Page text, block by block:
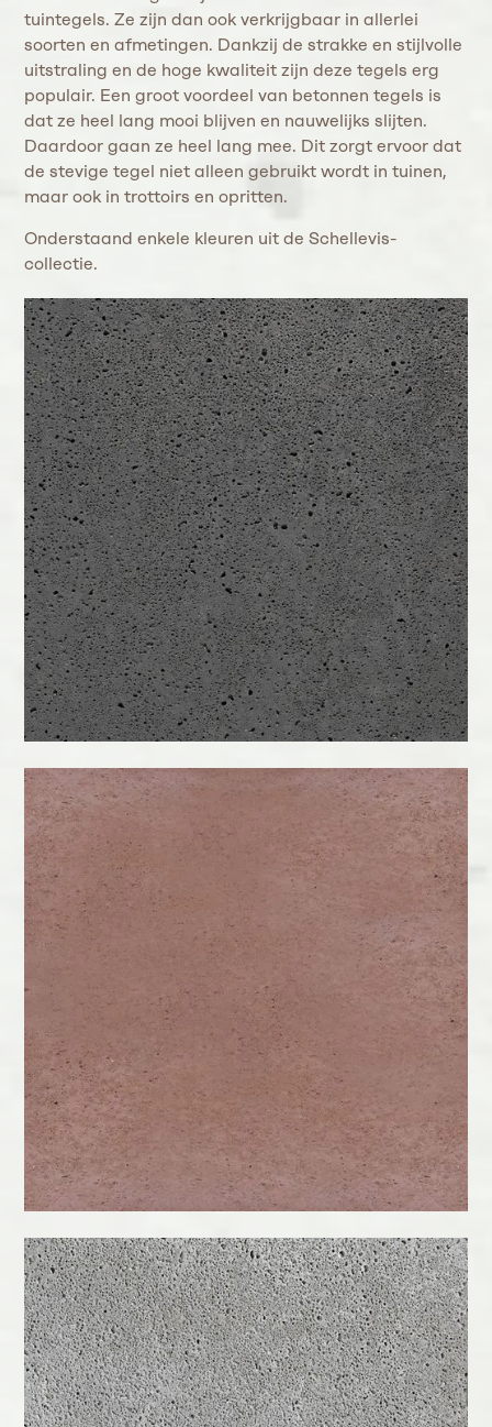
tuintegels. Ze zijn dan ook verkrijgbaar in allerlei
soorten en afmetingen. Dankzij de strakke en stijlvolle
uitstraling en de hoge kwaliteit zijn deze tegels erg
populair. Een groot voordeel van betonnen tegels is
dat ze heel lang mooi blijven en nauwelijks slijten.
Daardoor gaan ze heel lang mee. Dit zorgt ervoor dat
de stevige tegel niet alleen gebruikt wordt in tuinen,
maar ook in trottoirs en opritten.
Onderstaand enkele kleuren uit de Schellevis-
collectie.